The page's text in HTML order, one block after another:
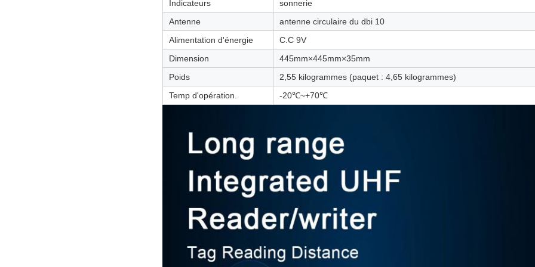
Indicateurs
sonnerie
Antenne
antenne circulaire du dbi 10
Alimentation d'énergie
C.C 9V
Dimension
445mm×445mm×35mm
Poids
2,55 kilogrammes (paquet : 4,65 kilogrammes)
Temp d'opération.
-20℃~+70℃